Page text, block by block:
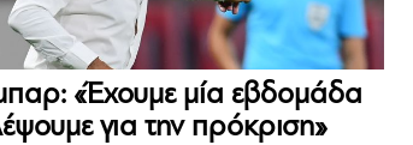
«Έχουμε μία εβδομάδα
για την πρόκριση»